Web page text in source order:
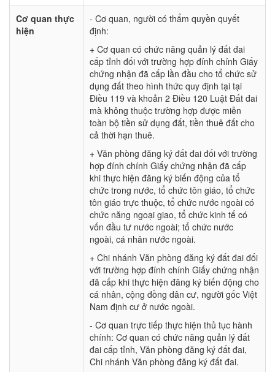
Cơ quan thực
hiện
- Cơ quan, người có thẩm quyền quyết
định:
+ Cơ quan có chức năng quản lý đất đai
cấp tỉnh đối với trường hợp đính chính Giấy
chứng nhận đã cấp lần đầu cho tổ chức sử
dụng đất theo hình thức quy định tại tại
Điều 119 và khoản 2 Điều 120 Luật Đất đai
mà không thuộc trường hợp được miễn
toàn bộ tiền sử dụng đất, tiền thuê đất cho
cả thời hạn thuê.
+ Văn phòng đăng ký đất đai đối với trường
hợp đính chính Giấy chứng nhận đã cấp
khi thực hiện đăng ký biến động của tổ
chức trong nước, tổ chức tôn giáo, tổ chức
tôn giáo trực thuộc, tổ chức nước ngoài có
chức năng ngoại giao, tổ chức kinh tế có
vốn đầu tư nước ngoài; tổ chức nước
ngoài, cá nhân nước ngoài.
+ Chi nhánh Văn phòng đăng ký đất đai đối
với trường hợp đính chính Giấy chứng nhận
đã cấp khi thực hiện đăng ký biến động cho
cá nhân, cộng đồng dân cư, người gốc Việt
Nam định cư ở nước ngoài.
- Cơ quan trực tiếp thực hiện thủ tục hành
chính: Cơ quan có chức năng quản lý đất
đai cấp tỉnh, Văn phòng đăng ký đất đai,
Chi nhánh Văn phòng đăng ký đất đai.